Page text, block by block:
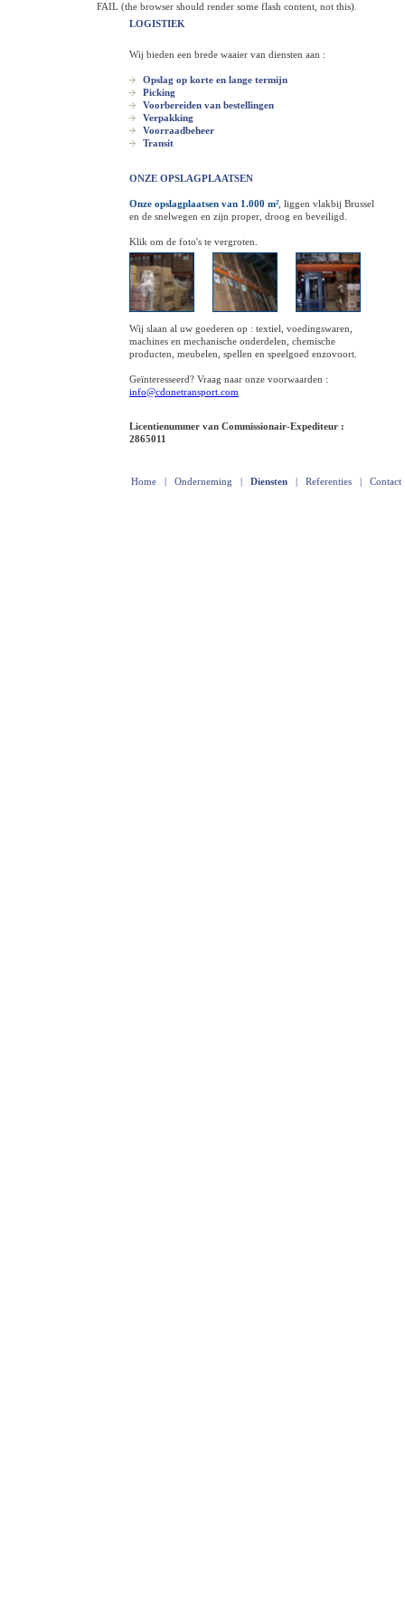
FAIL (the browser should render some flash content, not this).
LOGISTIEK
Wij bieden een brede waaier van diensten aan :
Opslag op korte en lange termijn
Picking
Voorbereiden van bestellingen
Verpakking
Voorraadbeheer
Transit
ONZE OPSLAGPLAATSEN
Onze opslagplaatsen van 1.000 m² , liggen vlakbij Brussel
en de snelwegen en zijn proper, droog en beveiligd.
Klik om de foto's te vergroten.
Wij slaan al uw goederen op : textiel, voedingswaren,
machines en mechanische onderdelen, chemische
producten, meubelen, spellen en speelgoed enzovoort.
Geïnteresseerd? Vraag naar onze voorwaarden :
info@cdonetransport.com
Licentienummer van Commissionair-Expediteur :
2865011
Home | Onderneming | Diensten | Referenties | Contact